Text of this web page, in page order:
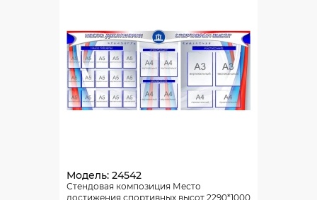
Модель: 24542
Стендовая композиция Место
достижения спортивных высот 2290*1000